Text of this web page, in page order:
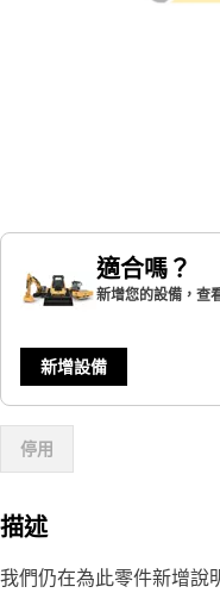
適合嗎？
新增您的設備，查
新增設備
停用
描述
我們仍在為此零件新增說